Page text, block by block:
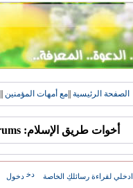
الصفحة الرئيسية مع أمهات المؤمنين
أخوات طريق الإسلام: Forums
ادخلي لقراءة رسائلكِ الخاصة دخول